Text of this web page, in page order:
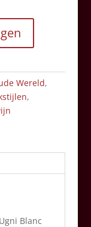
Wereld,
,
Blanc